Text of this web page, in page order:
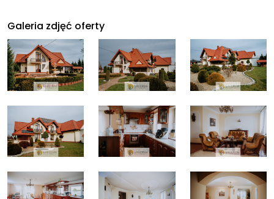
Galeria zdjęć oferty